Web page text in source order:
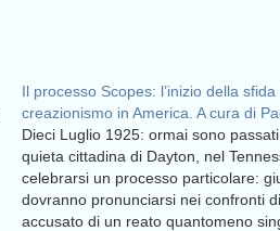
Il processo Scopes: l’inizio della
creazionismo in America. A cura di
Dieci Luglio 1925: ormai sono
quieta cittadina di Dayton, nel
celebrarsi un processo particolare:
dovranno pronunciarsi nei confronti
accusato di un reato quantomeno